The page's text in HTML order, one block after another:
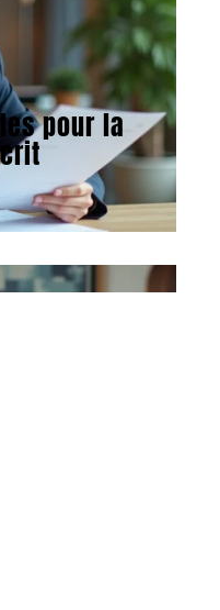
pour la